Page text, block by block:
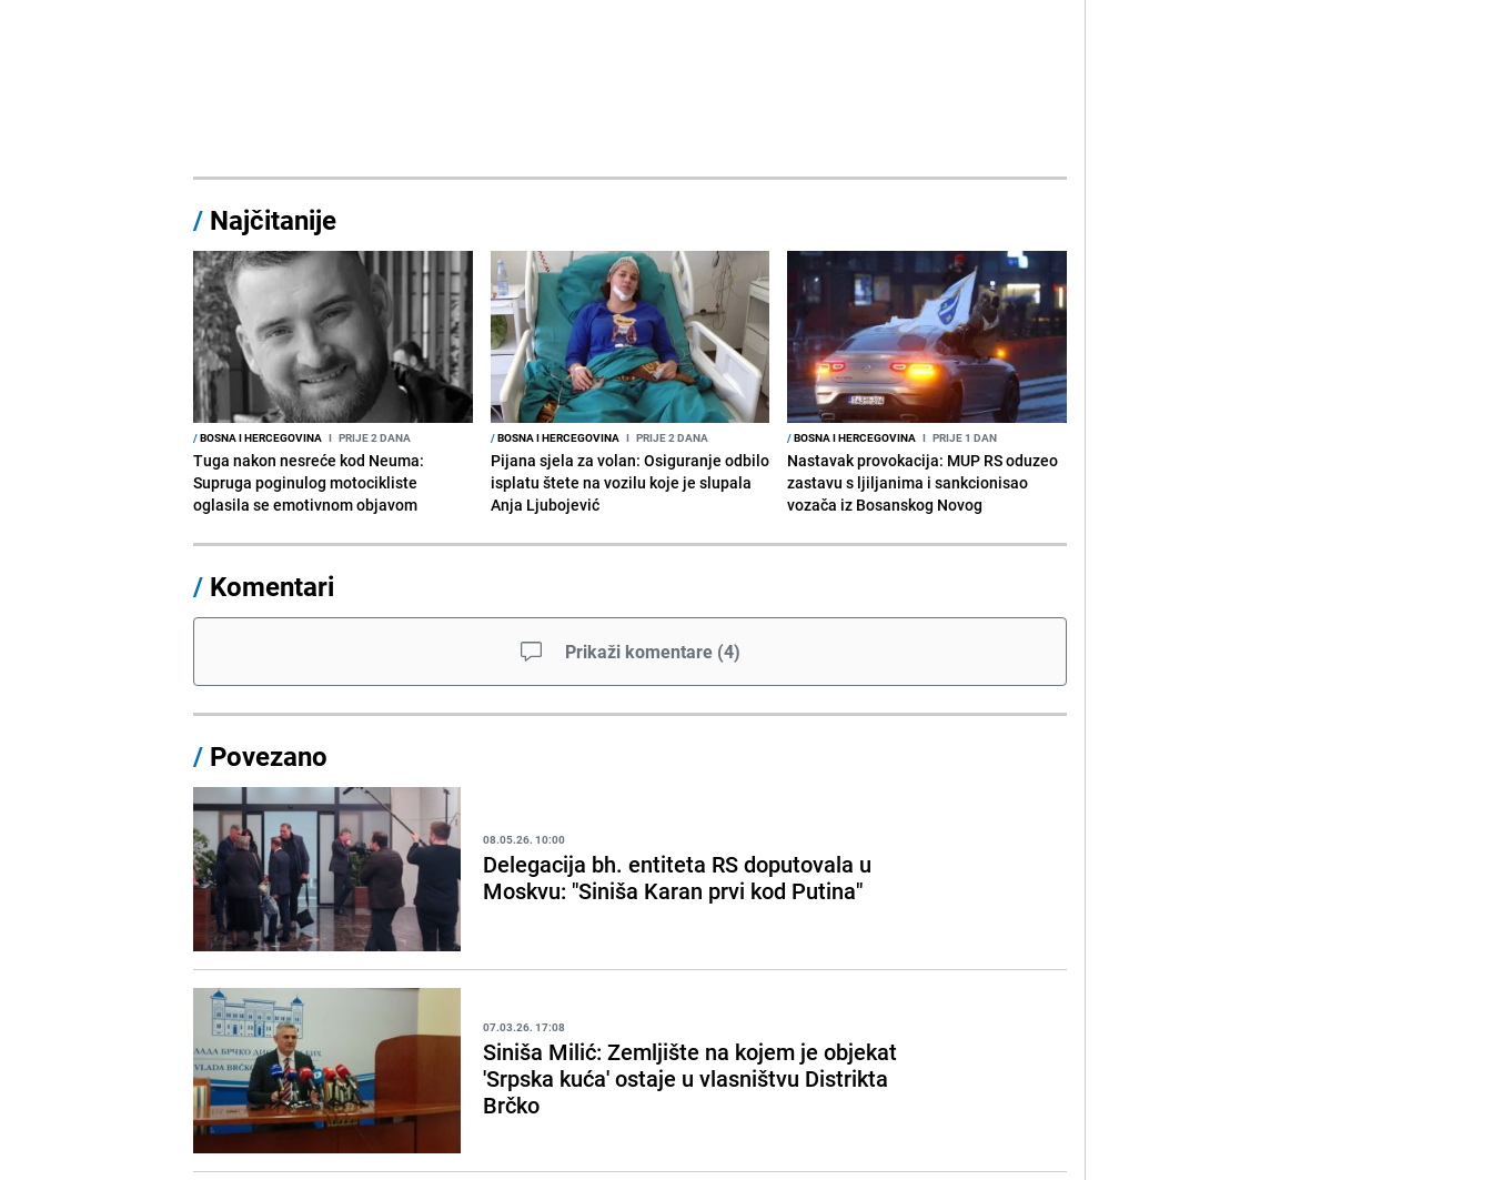
/ Najčitanije
/BOSNA I HERCEGOVINA I PRIJE 2 DANA
Tuga nakon nesreće kod Neuma:
Supruga poginulog motocikliste
oglasila se emotivnom objavom
/BOSNA I HERCEGOVINA I PRIJE 2 DANA
Pijana sjela za volan: Osiguranje odbilo
isplatu štete na vozilu koje je slupala
Anja Ljubojević
/BOSNA I HERCEGOVINA I PRIJE 1 DAN
Nastavak provokacija: MUP RS oduzeo
zastavu s ljiljanima i sankcionisao
vozača iz Bosanskog Novog
/ Komentari
Prikaži komentare (4)
/ Povezano
08.05.26. 10:00
Delegacija bh. entiteta RS doputovala u
Moskvu: "Siniša Karan prvi kod Putina"
07.03.26. 17:08
Siniša Milić: Zemljište na kojem je objekat
'Srpska kuća' ostaje u vlasništvu Distrikta
Brčko